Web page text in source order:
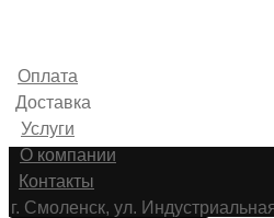
Оплата
Доставка
Услуги
О компании
Контакты
г. Смоленск, ул.